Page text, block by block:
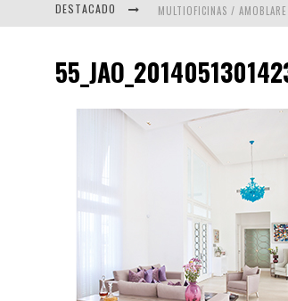
DESTACADO MULTIOFICINAS /
COLINEAL – ESPECIAL
ADRIANA HOYOS DESIGN